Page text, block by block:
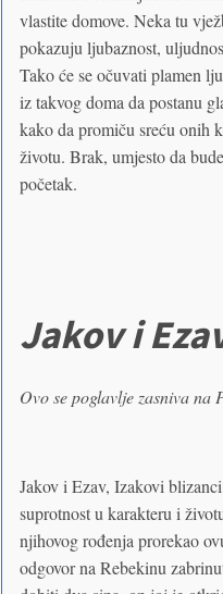
vlastite domove. Neka tu
pokazuju ljubaznost,
Tako će se očuvati plamen
iz takvog doma da postanu
kako da promiču sreću onih
životu. Brak, umjesto da
početak.
Jakov i
Ovo se poglavlje zasniva na
Jakov i Ezav, Izakovi
suprotnost u karakteru i
njihovog rođenja prorekao
odgovor na Rebekinu